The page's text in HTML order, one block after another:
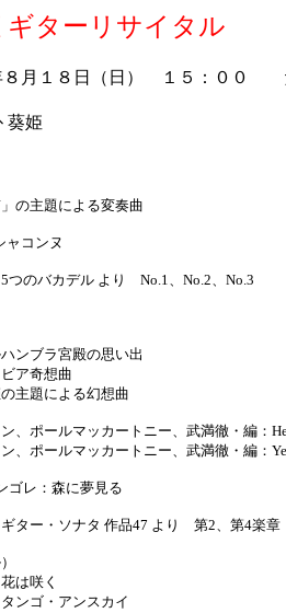
ギターリサイタル
８月１８日（日） １５：００
葵姫
の主題による変奏曲
ャコンヌ
つのバカデル より No.1、No.2、No.3
ンブラ宮殿の思い出
ア奇想曲
主題による幻想曲
、ポールマッカートニー、武満徹・編：
、ポールマッカートニー、武満徹・編：
ゴレ：森に夢見る
ギター・ソナタ 作品47 より 第2、第4楽章
は咲く
ンゴ・アンスカイ